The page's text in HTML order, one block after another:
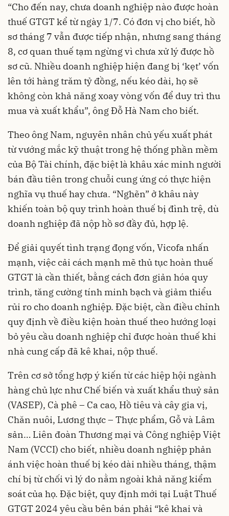
“Cho đến nay, chưa doanh nghiệp nào được hoàn
thuế GTGT kể từ ngày 1/7. Có đơn vị cho biết, hồ
sơ tháng 7 vẫn được tiếp nhận, nhưng sang tháng
8, cơ quan thuế tạm ngừng vì chưa xử lý được hồ
sơ cũ. Nhiều doanh nghiệp hiện đang bị ‘kẹt’ vốn
lên tới hàng trăm tỷ đồng, nếu kéo dài, họ sẽ
không còn khả năng xoay vòng vốn để duy trì thu
mua và xuất khẩu”, ông Đỗ Hà Nam cho biết.
Theo ông Nam, nguyên nhân chủ yếu xuất phát
từ vướng mắc kỹ thuật trong hệ thống phần mềm
của Bộ Tài chính, đặc biệt là khâu xác minh người
bán đầu tiên trong chuỗi cung ứng có thực hiện
nghĩa vụ thuế hay chưa. “Nghẽn” ở khâu này
khiến toàn bộ quy trình hoàn thuế bị đình trệ, dù
doanh nghiệp đã nộp hồ sơ đầy đủ, hợp lệ.
Để giải quyết tình trạng đọng vốn, Vicofa nhấn
mạnh, việc cải cách mạnh mẽ thủ tục hoàn thuế
GTGT là cần thiết, bằng cách đơn giản hóa quy
trình, tăng cường tính minh bạch và giảm thiểu
rủi ro cho doanh nghiệp. Đặc biệt, cần điều chỉnh
quy định về điều kiện hoàn thuế theo hướng loại
bỏ yêu cầu doanh nghiệp chỉ được hoàn thuế khi
nhà cung cấp đã kê khai, nộp thuế.
Trên cơ sở tổng hợp ý kiến từ các hiệp hội ngành
hàng chủ lực như Chế biến và xuất khẩu thuỷ sản
(VASEP), Cà phê – Ca cao, Hồ tiêu và cây gia vị,
Chăn nuôi, Lương thực – Thực phẩm, Gỗ và Lâm
sản… Liên đoàn Thương mại và Công nghiệp Việt
Nam (VCCI) cho biết, nhiều doanh nghiệp phản
ánh việc hoàn thuế bị kéo dài nhiều tháng, thậm
chí bị từ chối vì lý do nằm ngoài khả năng kiểm
soát của họ. Đặc biệt, quy định mới tại Luật Thuế
GTGT 2024 yêu cầu bên bán phải “kê khai và